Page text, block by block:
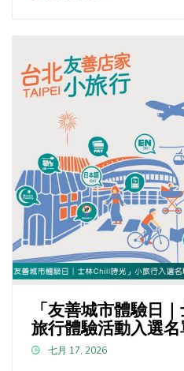
「友善城市體驗日
旅行體驗活動入選
七月 17, 2026